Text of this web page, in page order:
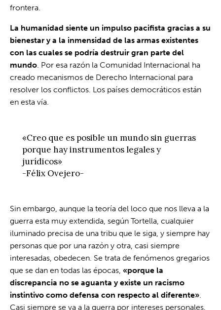
frontera.
La humanidad siente un impulso pacifista gracias a su
bienestar y a la inmensidad de las armas existentes
con las cuales se podría destruir gran parte del
mundo. Por esa razón la Comunidad Internacional ha
creado mecanismos de Derecho Internacional para
resolver los conflictos. Los países democráticos están
en esta vía.
«Creo que es posible un mundo sin guerras
porque hay instrumentos legales y
jurídicos»
-Félix Ovejero-
Sin embargo, aunque la teoría del loco que nos lleva a la
guerra esta muy extendida, según Tortella, cualquier
iluminado precisa de una tribu que le siga, y siempre hay
personas que por una razón y otra, casi siempre
interesadas, obedecen. Se trata de fenómenos gregarios
que se dan en todas las épocas, «porque la
discrepancia no se aguanta y existe un racismo
instintivo como defensa con respecto al diferente».
Casi siempre se va a la guerra por intereses personales,